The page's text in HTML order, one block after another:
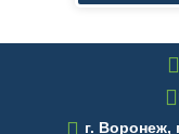
г. Воронеж,